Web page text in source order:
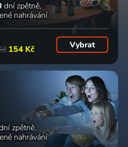
dní zpětně
nahrávání
154 Kč Vybrat
zpětně
nahrávání